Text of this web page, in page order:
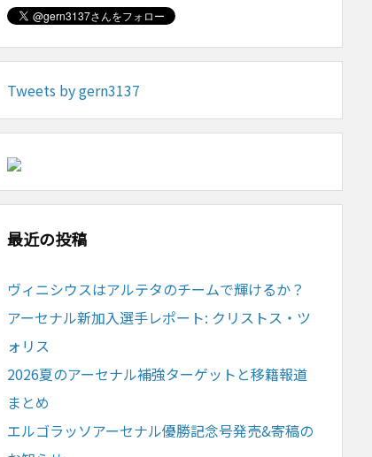
Tweets by gern3137
最近の投稿
ヴィニシウスはアルテタのチームで輝けるか？
アーセナル新加入選手レポート: クリストス・ツ
ォリス
2026夏のアーセナル補強ターゲットと移籍報道
まとめ
エルゴラッソアーセナル優勝記念号発売&寄稿の